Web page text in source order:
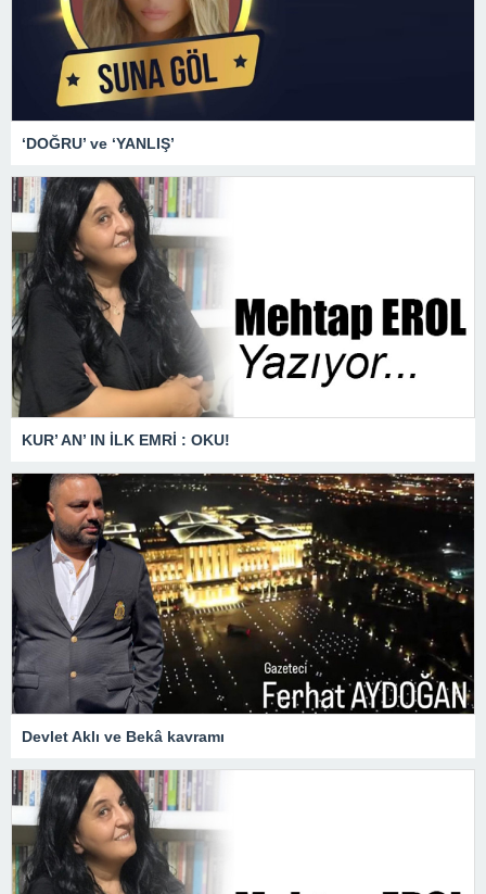
‘DOĞRU’ ve ‘YANLIŞ’
KUR’ AN’ IN İLK EMRİ : OKU!
Devlet Aklı ve Bekâ kavramı